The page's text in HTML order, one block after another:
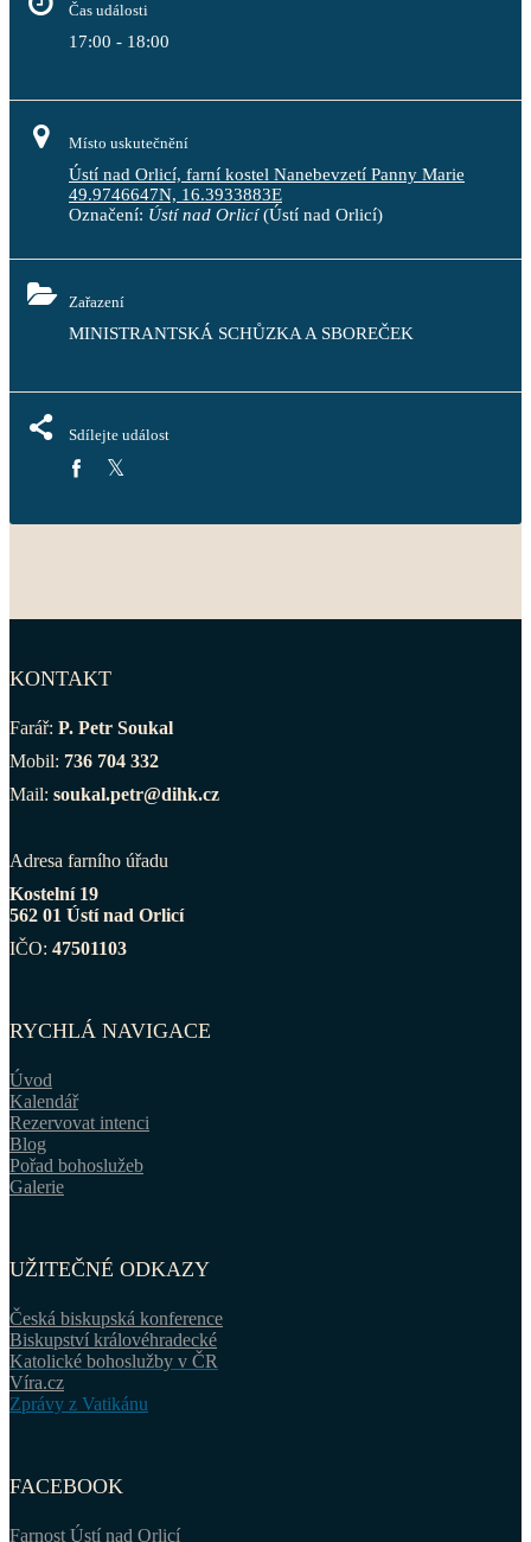
Čas události
17:00 - 18:00
Místo uskutečnění
Ústí nad Orlicí, farní kostel Nanebevzetí Panny Marie
49.9746647N, 16.3933883E
Označení: Ústí nad Orlicí(Ústí nad Orlicí)
Zařazení
MINISTRANTSKÁ SCHŮZKA A SBOREČEK
Sdílejte událost
KONTAKT
Farář: P. Petr Soukal
Mobil: 736 704 332
Mail: soukal.petr@dihk.cz
Adresa farního úřadu
Kostelní 19
562 01 Ústí nad Orlicí
IČO: 47501103
RYCHLÁ NAVIGACE
Úvod
Kalendář
Rezervovat intenci
Blog
Pořad bohoslužeb
Galerie
UŽITEČNÉ ODKAZY
Česká biskupská konference
Biskupství královéhradecké
Katolické bohoslužby v ČR
Víra.cz
Zprávy z Vatikánu
FACEBOOK
Farnost Ústí nad Orlicí